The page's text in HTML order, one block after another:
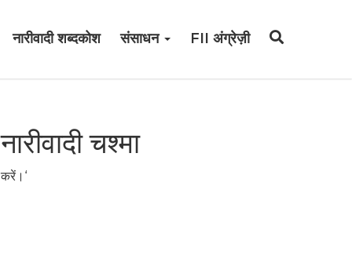
नारीवादी शब्दकोश संसाधन FII अंग्रेज़ी
चश्मा